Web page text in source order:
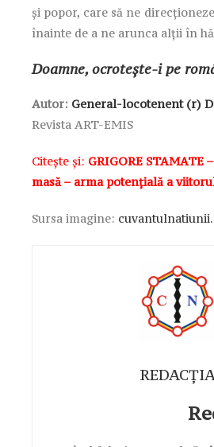
și popor, care să ne
înainte de a ne arunca alții în
Doamne, ocrotește-i pe
Autor: General-locotenent (r)
Revista ART-EMIS
Citește și: GRIGORE
masă – arma potențială a
Sursa imagine:
REDACȚIA